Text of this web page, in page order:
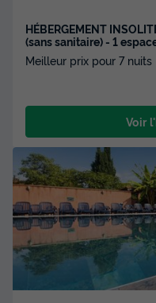
HÉBERGEMENT
(sans sanitaire) - 1
Meilleur prix pour 7 nuits
Voir